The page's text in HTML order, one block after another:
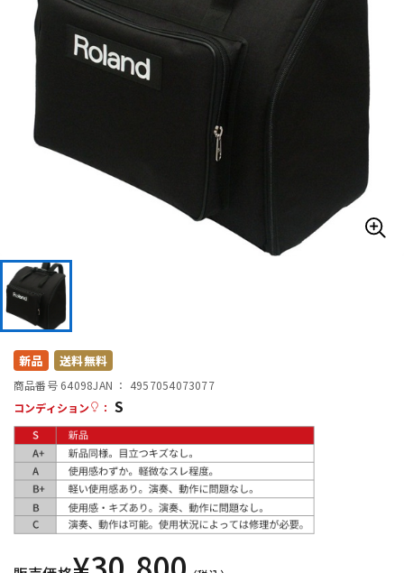
キーボード 電子ピアノ
その他楽器
DTM
配信/ライブ機器
中古 ヴィンテージ
新品 送料無料
商品番号 64098JAN ： 4957054073077
コンディション
： S